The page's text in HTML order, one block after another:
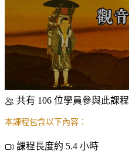
共有 106 位學員參與此課程
本課程包含以下內容：
課程長度約 5.4 小時